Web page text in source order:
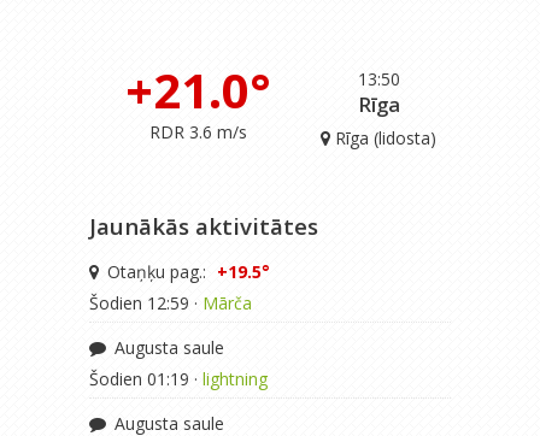
13:50
+21.0°
RDR 3.6 m/s
Rīga
Rīga (lidosta)
Jaunākās aktivitātes
Otaņķu pag.: +19.5°
Šodien 12:59 · Mārča
Augusta saule
Šodien 01:19 · lightning
Augusta saule